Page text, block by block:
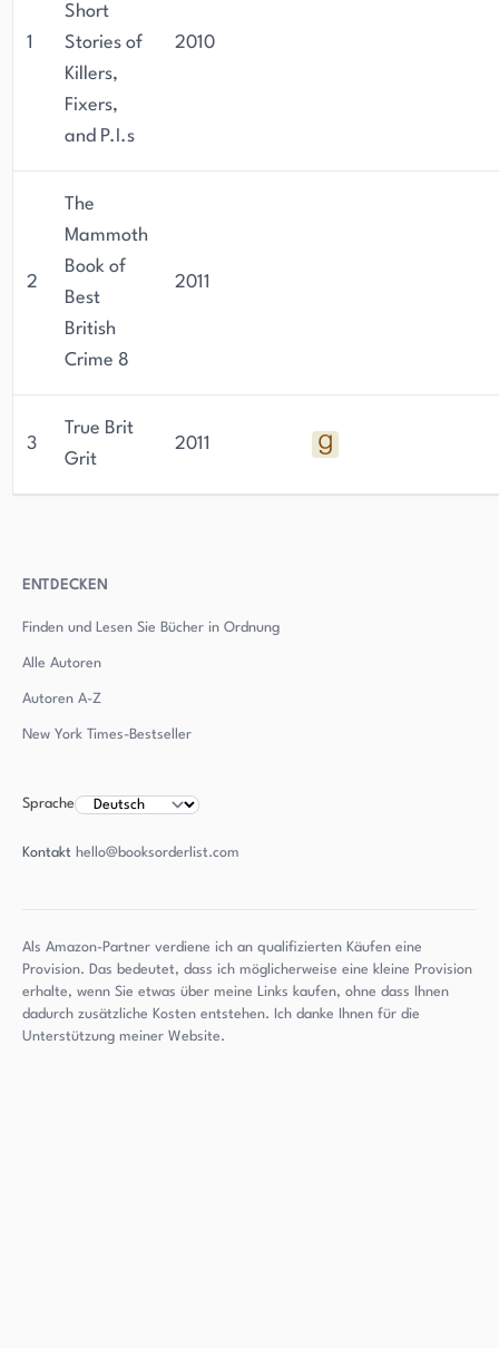
1
Short
Stories of
Killers,
Fixers,
and P.I.s
2010
2
The
Mammoth
Book of
Best
British
Crime 8
2011
3
True Brit
Grit
2011
ENTDECKEN
Finden und Lesen Sie Bücher in Ordnung
Alle Autoren
Autoren A-Z
New York Times-Bestseller
Sprache
Kontakt hello@booksorderlist.com
Als Amazon-Partner verdiene ich an qualifizierten Käufen eine
Provision. Das bedeutet, dass ich möglicherweise eine kleine Provision
erhalte, wenn Sie etwas über meine Links kaufen, ohne dass Ihnen
dadurch zusätzliche Kosten entstehen. Ich danke Ihnen für die
Unterstützung meiner Website.